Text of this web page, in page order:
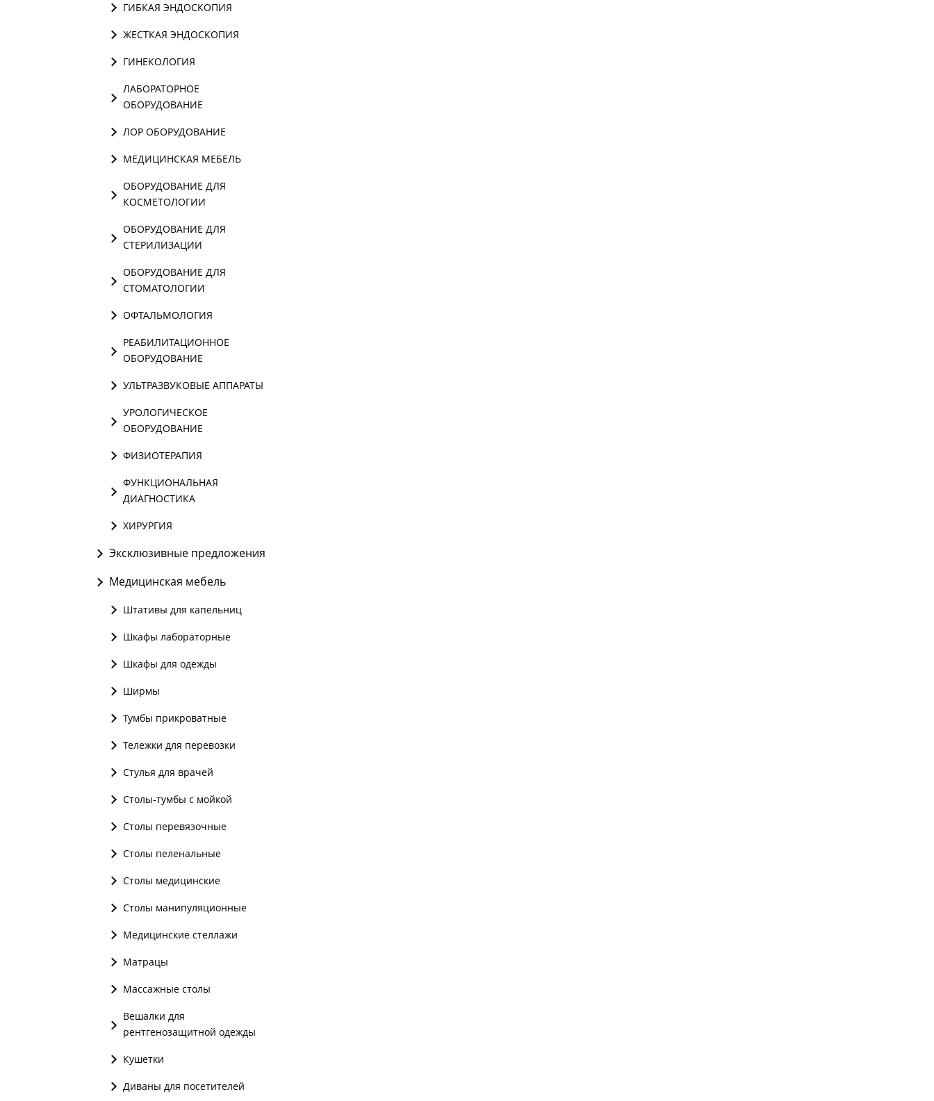
ГИБКАЯ ЭНДОСКОПИЯ
ЖЕСТКАЯ ЭНДОСКОПИЯ
ГИНЕКОЛОГИЯ
ЛАБОРАТОРНОЕ
ОБОРУДОВАНИЕ
ЛОР ОБОРУДОВАНИЕ
МЕДИЦИНСКАЯ МЕБЕЛЬ
ОБОРУДОВАНИЕ ДЛЯ
КОСМЕТОЛОГИИ
ОБОРУДОВАНИЕ ДЛЯ
СТЕРИЛИЗАЦИИ
ОБОРУДОВАНИЕ ДЛЯ
СТОМАТОЛОГИИ
ОФТАЛЬМОЛОГИЯ
РЕАБИЛИТАЦИОННОЕ
ОБОРУДОВАНИЕ
УЛЬТРАЗВУКОВЫЕ АППАРАТЫ
УРОЛОГИЧЕСКОЕ
ОБОРУДОВАНИЕ
ФИЗИОТЕРАПИЯ
ФУНКЦИОНАЛЬНАЯ
ДИАГНОСТИКА
ХИРУРГИЯ
Эксклюзивные предложения
Медицинская мебель
Штативы для капельниц
Шкафы лабораторные
Шкафы для одежды
Ширмы
Тумбы прикроватные
Тележки для перевозки
Стулья для врачей
Столы-тумбы с мойкой
Столы перевязочные
Столы пеленальные
Столы медицинские
Столы манипуляционные
Медицинские стеллажи
Матрацы
Массажные столы
Вешалки для
рентгенозащитной одежды
Кушетки
Диваны для посетителей